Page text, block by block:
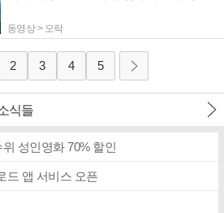
동영상 > 오락
2 3 4 5
식들
성인영화 70% 할인
드 앱 서비스 오픈